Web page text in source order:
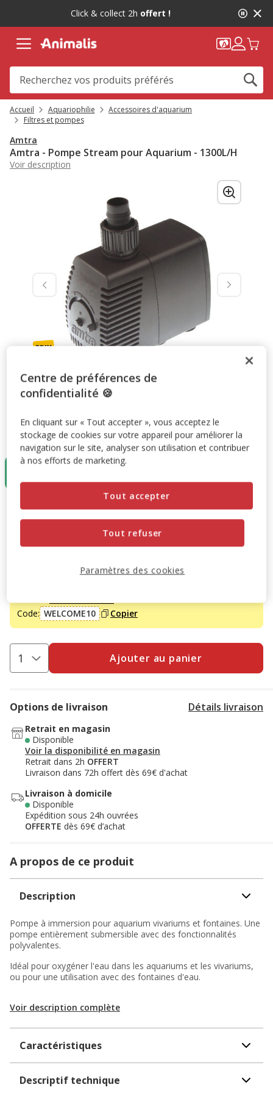
message,
Click & collect 2h offert !
Accueil Aquariophilie
Accessoires d'aquarium
Filtres et pompes
Amtra
Amtra - Pompe Stream pour Aquarium - 1300L/H
Voir description
Taille:1300L/H
1300L/H
Promotion disponible
-10% sur votre première commande* avec votre Carte
Code: WELCOME10 Copier
Prix 24.99€
24.99€
Ajouter au panier
Options de livraison Détails livraison
Retrait en magasin
Disponible
Voir la disponibilité en magasin
Retrait dans 2h OFFERT
Livraison dans 72h offert dès 69€ d'achat
Livraison à domicile
Disponible
Expédition sous 24h ouvrées
OFFERTE dès 69€ d’achat
A propos de ce produit
Description
Pompe à immersion pour aquarium vivariums et fontaines. Une
pompe entièrement submersible avec des fonctionnalités
polyvalentes.
Idéal pour oxygéner l'eau dans les aquariums et les vivariums,
ou pour une utilisation avec des fontaines d'eau.
Voir description complète
Caractéristiques
Descriptif technique
Centre de préférences de
confidentialité 🍪
En cliquant sur « Tout accepter », vous acceptez le
stockage de cookies sur votre appareil pour améliorer la
navigation sur le site, analyser son utilisation et contribuer
à nos efforts de marketing.
Tout refuser
Tout accepter
Paramètres des cookies